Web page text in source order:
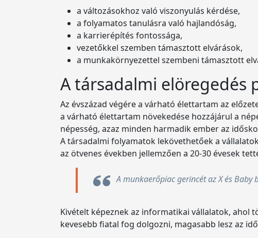
a változásokhoz való viszonyulás kérdése,
a folyamatos tanulásra való hajlandóság,
a karrierépítés fontossága,
vezetőkkel szemben támasztott elvárások,
a munkakörnyezettel szembeni támasztott
A társadalmi elöregedés
Az évszázad végére a várható élettartam az
a várható élettartam növekedése hozzájárul a
népesség, azaz minden harmadik ember az
A társadalmi folyamatok lekövethetőek a
az ötvenes években jellemzően a 20-30 évesek
A munkaerőpiac gerincét az X és Baby
Kivételt képeznek az informatikai vállalatok, ahol
kevesebb fiatal fog dolgozni, magasabb lesz az